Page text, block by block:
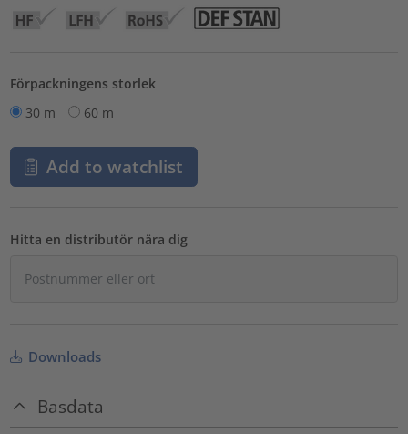
Förpackningens storlek
30 m
60 m
Add to watchlist
Hitta en distributör nära dig
Downloads
Basdata